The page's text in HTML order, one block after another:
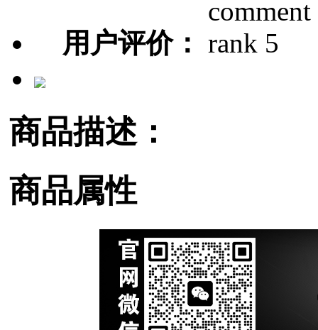
用户评价：
商品描述：
商品属性